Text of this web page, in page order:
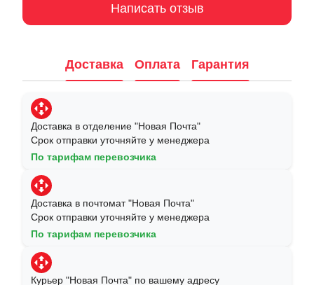
Написать отзыв
Доставка Оплата Гарантия
Доставка в отделение "Новая Почта"
Срок отправки уточняйте у менеджера
По тарифам перевозчика
Доставка в почтомат "Новая Почта"
Срок отправки уточняйте у менеджера
По тарифам перевозчика
Курьер "Новая Почта" по вашему адресу